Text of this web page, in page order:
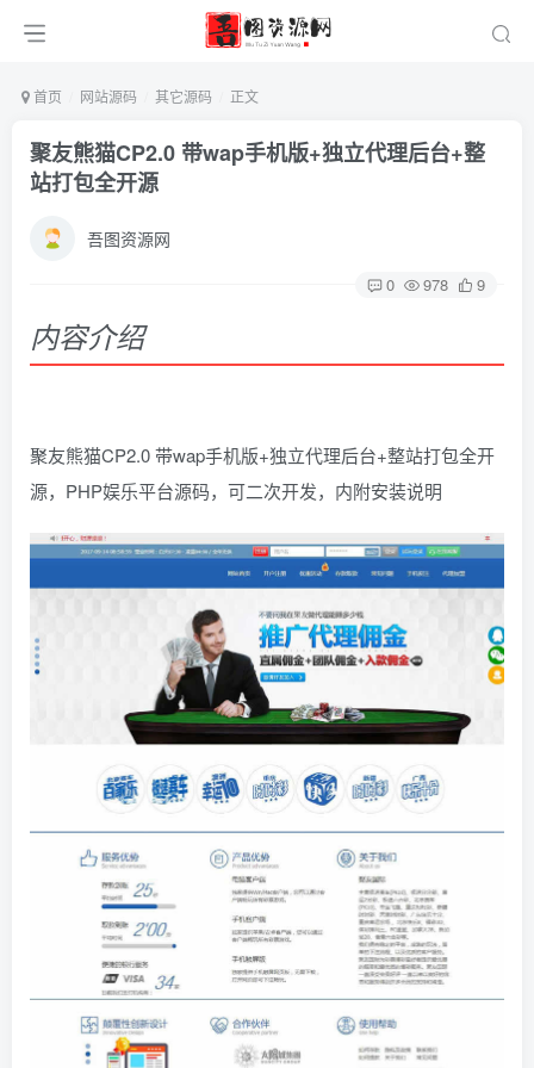
首页 网站源码 其它源码 正文
聚友熊猫CP2.0 带wap手机版+独立代理后台+整
站打包全开源
吾图资源网
0 978 9
内容介绍
聚友熊猫CP2.0 带wap手机版+独立代理后台+整站打包全开
源，PHP娱乐平台源码，可二次开发，内附安装说明